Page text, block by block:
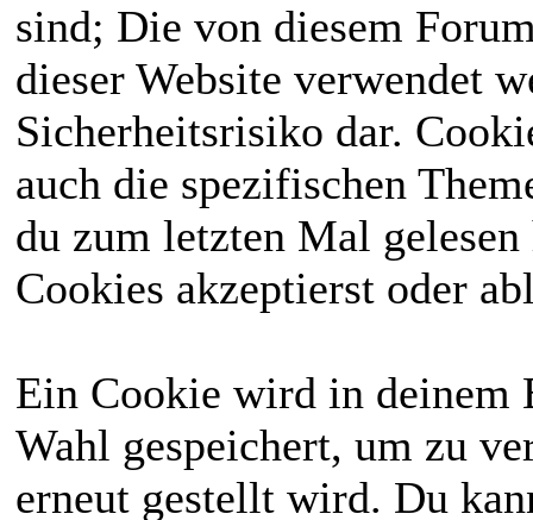
sind; Die von diesem
dieser Website verwendet
Sicherheitsrisiko dar.
auch die spezifischen
du zum letzten Mal
Cookies akzeptierst oder
Ein Cookie wird in deinem
Wahl gespeichert, um zu
erneut gestellt wird. Du